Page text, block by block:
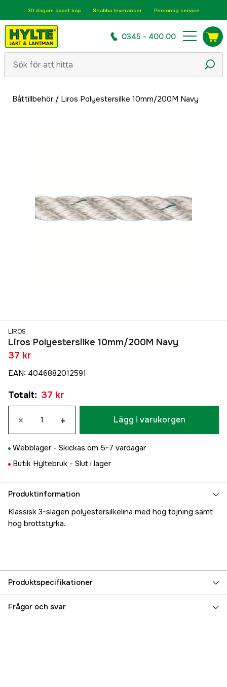
30 dagars öppet köp Snabba leveranser Personlig service
0345 - 400 00
Båttillbehör/ Liros Polyestersilke 10mm/200M Navy
LIROS
Liros Polyestersilke 10mm/200M Navy
37 kr
EAN: 4046882012591
Totalt: 37 kr
× + Lägg i varukorgen
Webblager - Skickas om 5-7 vardagar
Butik Hyltebruk - Slut i lager
Produktinformation
Klassisk 3-slagen polyestersilkelina med hög töjning samt
hög brottstyrka.
Produktspecifikationer
Referensnummer 5000022281
Frågor och svar